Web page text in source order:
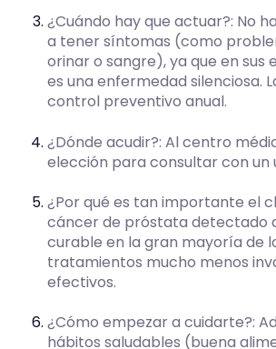
¿Cuándo hay que actuar?: No
a tener síntomas (como
orinar o sangre), ya que en sus
es una enfermedad silenciosa.
control preventivo anual.
¿Dónde acudir?: Al centro
elección para consultar con un
¿Por qué es tan importante el
cáncer de próstata detectado
curable en la gran mayoría de
tratamientos mucho menos
efectivos.
¿Cómo empezar a cuidarte?:
hábitos saludables (buena